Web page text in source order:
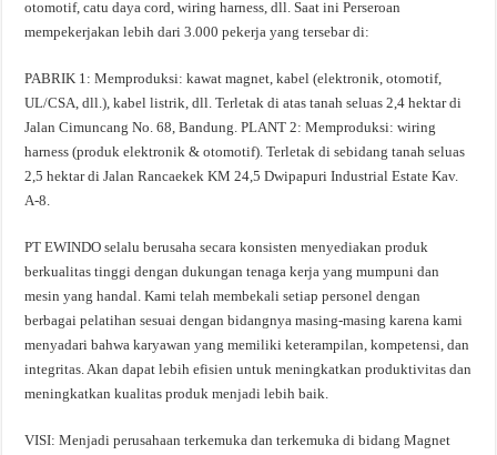
otomotif, catu daya cord, wiring harness, dll. Saat ini Perseroan
mempekerjakan lebih dari 3.000 pekerja yang tersebar di:
PABRIK 1: Memproduksi: kawat magnet, kabel (elektronik, otomotif,
UL/CSA, dll.), kabel listrik, dll. Terletak di atas tanah seluas 2,4 hektar di
Jalan Cimuncang No. 68, Bandung. PLANT 2: Memproduksi: wiring
harness (produk elektronik & otomotif). Terletak di sebidang tanah seluas
2,5 hektar di Jalan Rancaekek KM 24,5 Dwipapuri Industrial Estate Kav.
A-8.
PT EWINDO selalu berusaha secara konsisten menyediakan produk
berkualitas tinggi dengan dukungan tenaga kerja yang mumpuni dan
mesin yang handal. Kami telah membekali setiap personel dengan
berbagai pelatihan sesuai dengan bidangnya masing-masing karena kami
menyadari bahwa karyawan yang memiliki keterampilan, kompetensi, dan
integritas. Akan dapat lebih efisien untuk meningkatkan produktivitas dan
meningkatkan kualitas produk menjadi lebih baik.
VISI: Menjadi perusahaan terkemuka dan terkemuka di bidang Magnet